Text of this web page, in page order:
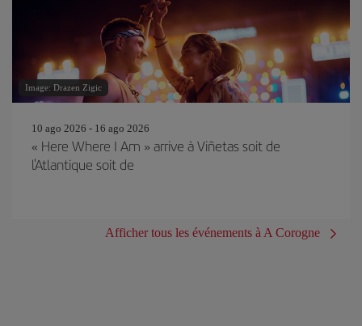
Image: Drazen Zigic
10 ago 2026 - 16 ago 2026
« Here Where I Am » arrive à Viñetas soit de
l'Atlantique soit de
Afficher tous les événements à A Corogne